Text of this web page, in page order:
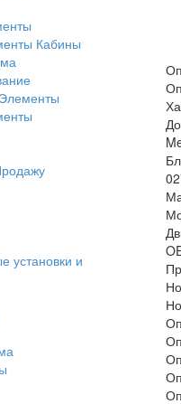
Кабины
установки и